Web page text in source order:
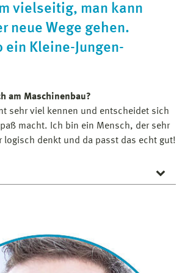
Cortronik GmbH (Medizintechnik)
dort anschließend als
tätig. Zuletzt umfasste ihr
die Reinigungsprozesse
Herstellung und sie war als
tätig.
vielseitig, man kann
neue Wege gehen.
ein Kleine-Jungen-
am Maschinenbau?
sehr viel kennen und entscheidet sich
macht. Ich bin ein Mensch, der sehr
logisch denkt und da passt das echt gut!
ich genau werden möchte und im
man sich dann immer